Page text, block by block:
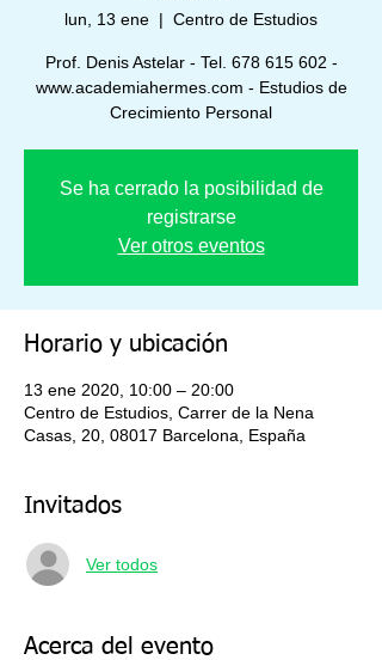
lun, 13 ene
  |
Centro de Estudios
Prof. Denis Astelar - Tel. 678 615 602 -
www.academiahermes.com - Estudios de
Crecimiento Personal
Se ha cerrado la posibilidad de
registrarse
Ver otros eventos
Horario y ubicación
13 ene 2020, 10:00 – 20:00
Centro de Estudios, Carrer de la Nena
Casas, 20, 08017 Barcelona, España
Invitados
Ver todos
Acerca del evento